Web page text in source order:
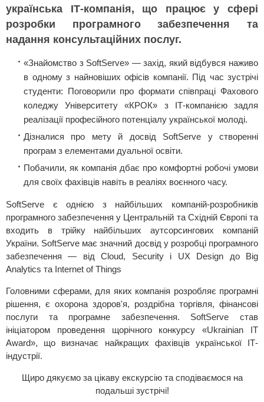
українська ІТ-компанія, що працює у сфері
розробки програмного забезпечення та
надання консультаційних послуг.
«Знайомство з SoftServe» — захід, який відбувся наживо
в одному з найновіших офісів компанії. Під час зустрічі
студенти: Поговорили про формати співпраці Фахового
коледжу Університету «КРОК» з ІТ-компанією задля
реалізації професійного потенціалу української молоді.
Дізналися про мету й досвід SoftServe у створенні
програм з елементами дуальної освіти.
Побачили, як компанія дбає про комфортні робочі умови
для своїх фахівців навіть в реаліях воєнного часу.
SoftServe є однією з найбільших компаній-розробників
програмного забезпечення у Центральній та Східній Європі та
входить в трійку найбільших аутсорсингових компаній
України. SoftServe має значний досвід у розробці програмного
забезпечення — від Cloud, Security і UX Design до Big
Analytics та Internet of Things
Головними сферами, для яких компанія розробляє програмні
рішення, є охорона здоров'я, роздрібна торгівля, фінансові
послуги та програмне забезпечення. SoftServe став
ініціатором проведення щорічного конкурсу «Ukrainian IT
Award», що визначає найкращих фахівців української ІТ-
індустрії.
Щиро дякуємо за цікаву екскурсію та сподіваємося на
подальші зустрічі!